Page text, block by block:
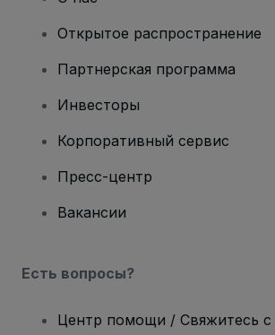
Открытое распространение
Партнерская программа
Инвесторы
Корпоративный сервис
Пресс-центр
Вакансии
Есть вопросы?
Центр помощи / Свяжитесь с